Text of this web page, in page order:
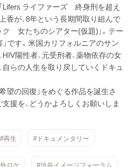
Lifers ライファーズ 終身刑を超え
香が、8年という長期間取り組んで
ク 女たちのシアター(仮題)」。テー
」です。米国カリフォルニアのサン
陽性者、元受刑者、薬物依存の女
自らの人生を取り戻していくドキュ
望の回復」をめぐる作品を誕生さ
援を、どうかよろしくお願いしま
#再生 #ドキュメンタリー
ロケ #渋谷イメージフォーラム